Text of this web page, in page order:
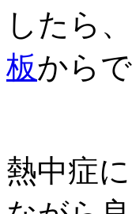
したら
板から
熱中症